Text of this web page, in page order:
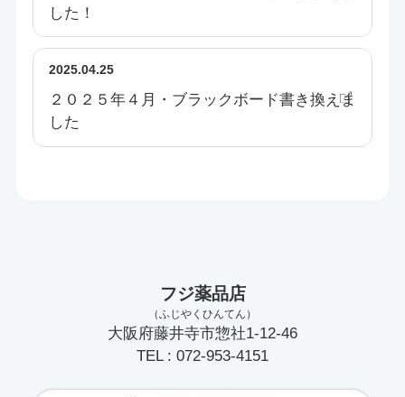
した！
2025.04.25
２０２５年４月・ブラックボード書き換えま
した
フジ薬品店
（ふじやくひんてん）
大阪府藤井寺市惣社1-12-46
TEL : 072-953-4151